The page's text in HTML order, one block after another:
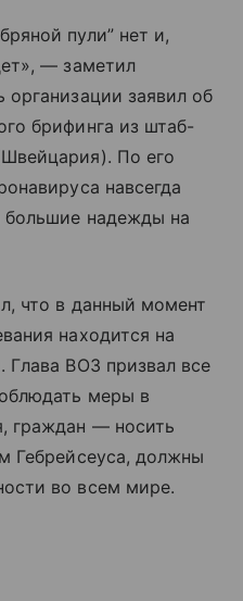
пули” нет и,
— заметил
организации заявил об
брифинга из штаб-
По его
навсегда
большие надежды на
что в данный момент
находится на
Глава ВОЗ призвал все
меры в
граждан — носить
Гебрейсеуса, должны
во всем мире.